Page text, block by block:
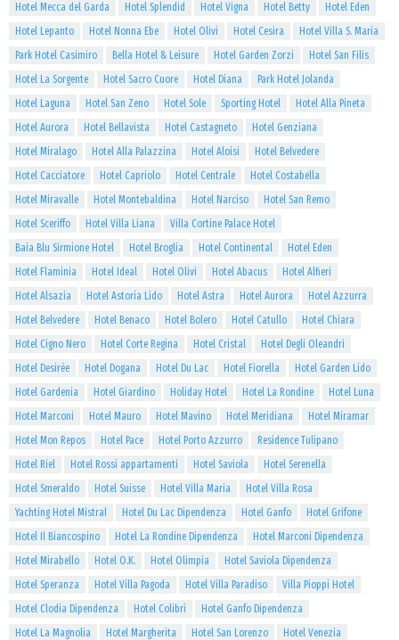
Hotel Mecca del Garda
Hotel Splendid Hotel Vigna Hotel Betty
Hotel Eden
Hotel Lepanto
Hotel Nonna Ebe Hotel Olivi Hotel Cesira
Hotel Villa S. Maria
Park Hotel Casimiro
Bella Hotel & Leisure Hotel Garden Zorzi
Hotel San Filis
Hotel La Sorgente
Hotel Sacro Cuore Hotel Diana
Park Hotel Jolanda
Hotel Laguna
Hotel San Zeno Hotel Sole Sporting Hotel
Hotel Alla Pineta
Hotel Aurora
Hotel Bellavista Hotel Castagneto
Hotel Genziana
Hotel Miralago
Hotel Alla Palazzina Hotel Aloisi
Hotel Belvedere
Hotel Cacciatore
Hotel Capriolo Hotel Centrale
Hotel Costabella
Hotel Miravalle
Hotel Montebaldina Hotel Narciso
Hotel San Remo
Hotel Sceriffo
Hotel Villa Liana
Villa Cortine Palace Hotel
Baia Blu Sirmione Hotel
Hotel Broglia Hotel Continental
Hotel Eden
Hotel Flaminia
Hotel Ideal Hotel Olivi Hotel Abacus
Hotel Alfieri
Hotel Alsazia
Hotel Astoria Lido Hotel Astra Hotel Aurora
Hotel Azzurra
Hotel Belvedere
Hotel Benaco Hotel Bolero Hotel Catullo
Hotel Chiara
Hotel Cigno Nero
Hotel Corte Regina Hotel Cristal
Hotel Degli Oleandri
Hotel Desirèe
Hotel Dogana Hotel Du Lac Hotel Fiorella
Hotel Garden Lido
Hotel Gardenia
Hotel Giardino Holiday Hotel Hotel La Rondine
Hotel Luna
Hotel Marconi
Hotel Mauro Hotel Mavino Hotel Meridiana
Hotel Miramar
Hotel Mon Repos
Hotel Pace Hotel Porto Azzurro
Residence Tulipano
Hotel Riel
Hotel Rossi appartamenti Hotel Saviola
Hotel Serenella
Hotel Smeraldo
Hotel Suisse Hotel Villa Maria
Hotel Villa Rosa
Yachting Hotel Mistral
Hotel Du Lac Dipendenza Hotel Ganfo
Hotel Grifone
Hotel Il Biancospino
Hotel La Rondine Dipendenza
Hotel Marconi Dipendenza
Hotel Mirabello
Hotel O.K. Hotel Olimpia
Hotel Saviola Dipendenza
Hotel Speranza
Hotel Villa Pagoda Hotel Villa Paradiso
Villa Pioppi Hotel
Hotel Clodia Dipendenza
Hotel Colibrì
Hotel Ganfo Dipendenza
Hotel La Magnolia
Hotel Margherita Hotel San Lorenzo
Hotel Venezia